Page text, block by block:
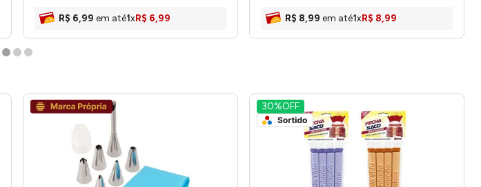
R$ 6,99 em até1xR$ 6,99 R$ 8,99 em até1xR$ 8,99
30%OFF